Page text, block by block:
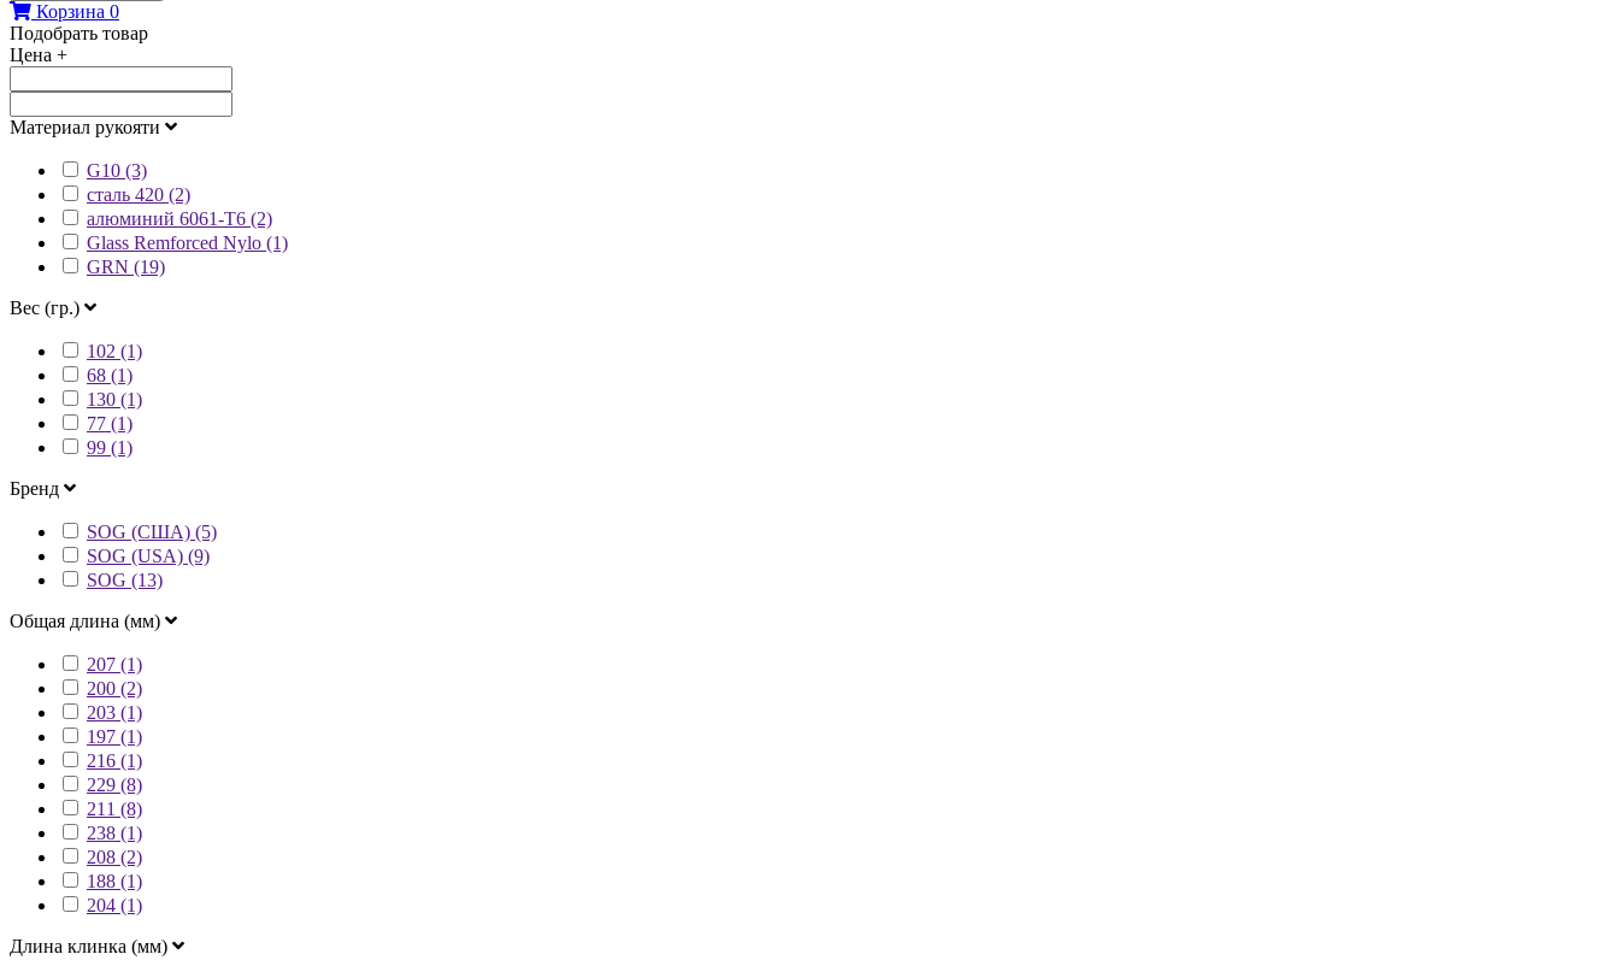
Корзина 0
Подобрать товар
Цена +
Материал рукояти
G10 (3)
сталь 420 (2)
алюминий 6061-T6 (2)
Glass Remforced Nylo (1)
GRN (19)
Вес (гр.)
102 (1)
68 (1)
130 (1)
77 (1)
99 (1)
Бренд
SOG (США) (5)
SOG (USA) (9)
SOG (13)
Общая длина (мм)
207 (1)
200 (2)
203 (1)
197 (1)
216 (1)
229 (8)
211 (8)
238 (1)
208 (2)
188 (1)
204 (1)
Длина клинка (мм)